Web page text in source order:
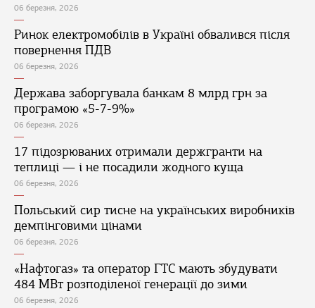
06 березня, 2026
Ринок електромобілів в Україні обвалився після
повернення ПДВ
06 березня, 2026
Держава заборгувала банкам 8 млрд грн за
програмою «5-7-9%»
06 березня, 2026
17 підозрюваних отримали держгранти на
теплиці — і не посадили жодного куща
06 березня, 2026
Польський сир тисне на українських виробників
демпінговими цінами
06 березня, 2026
«Нафтогаз» та оператор ГТС мають збудувати
484 МВт розподіленої генерації до зими
06 березня, 2026